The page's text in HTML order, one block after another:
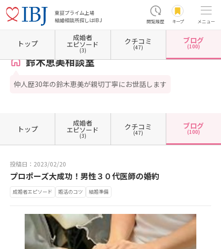
東証プライム上場
結婚相談所探しはIBJ
閲覧履歴 キープ メニュー
ホーム 宮城県の結婚相談所 宮城県仙台市 鈴木恵美相談室 カウンセラーブログ一覧
鈴木恵美相談室
仲人歴30年の鈴木恵美が親切丁寧にお世話します
トップ
成婚者
エピソード
(3)
クチコミ
(47)
ブログ
(100)
トップ
成婚者
エピソード
(3)
クチコミ
(47)
ブログ
(100)
投稿日：2023/02/20
プロポーズ大成功！男性３０代医師の婚約
成婚者エピソード 婚活のコツ 結婚準備